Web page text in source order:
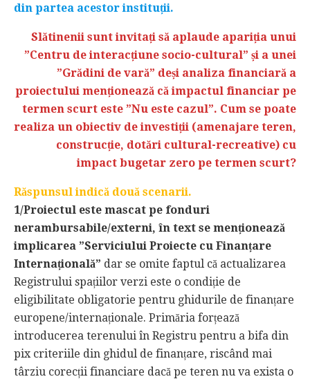
din partea acestor instituții.
Slătinenii sunt invitați să aplaude apariția unui
”Centru de interacțiune socio-cultural” și a unei
”Grădini de vară” deși analiza financiară a
proiectului menționează că impactul financiar pe
termen scurt este ”Nu este cazul”. Cum se poate
realiza un obiectiv de investiții (amenajare teren,
construcție, dotări cultural-recreative) cu
impact bugetar zero pe termen scurt?
Răspunsul indică două scenarii.
1/Proiectul este mascat pe fonduri
nerambursabile/externi, în text se menționează
implicarea ”Serviciului Proiecte cu Finanțare
Internațională” dar se omite faptul că actualizarea
Registrului spațiilor verzi este o condiție de
eligibilitate obligatorie pentru ghidurile de finanțare
europene/internaționale. Primăria forțează
introducerea terenului în Registru pentru a bifa din
pix criteriile din ghidul de finanțare, riscând mai
târziu corecții financiare dacă pe teren nu va exista o